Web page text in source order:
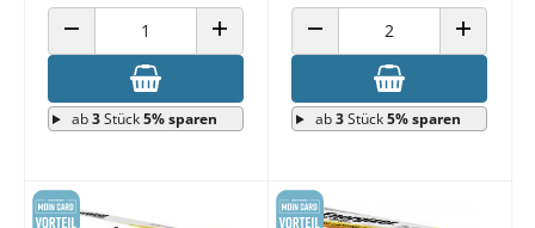
ANZAHL VERRINGERN ANZAHL ERHÖHEN
ab3Stück5% sparen
ANZAHL VERRINGERN ANZAHL
ab3Stück5% sparen